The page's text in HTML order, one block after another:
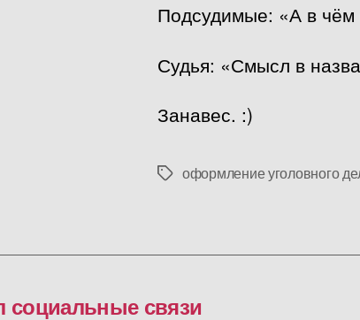
Подсудимые: «А в чём
Судья: «Смысл в
Занавес. :)
Меткиоформление уголовного
социальные связи